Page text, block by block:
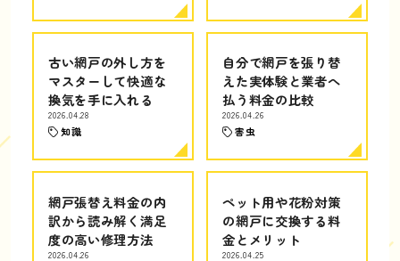
古い網戸の外し方を
マスターして快適な
換気を手に入れる
2026.04.28
知識
自分で網戸を張り替
えた実体験と業者へ
払う料金の比較
2026.04.26
害虫
網戸張替え料金の内
訳から読み解く満足
度の高い修理方法
2026.04.26
ペット用や花粉対策
の網戸に交換する料
金とメリット
2026.04.25